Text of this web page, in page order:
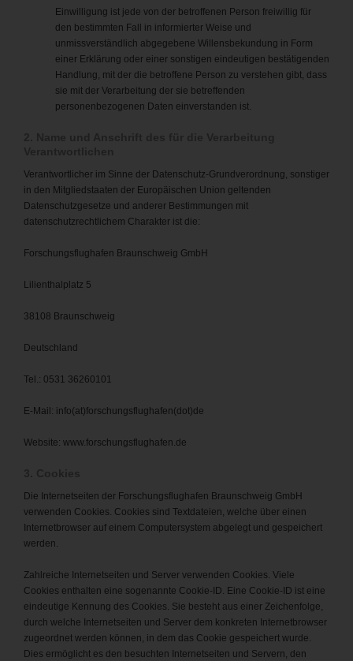
Einwilligung ist jede von der betroffenen Person freiwillig für
den bestimmten Fall in informierter Weise und
unmissverständlich abgegebene Willensbekundung in Form
einer Erklärung oder einer sonstigen eindeutigen bestätigenden
Handlung, mit der die betroffene Person zu verstehen gibt, dass
sie mit der Verarbeitung der sie betreffenden
personenbezogenen Daten einverstanden ist.
Verantwortlicher im Sinne der Datenschutz-Grundverordnung, sonstiger
in den Mitgliedstaaten der Europäischen Union geltenden
Datenschutzgesetze und anderer Bestimmungen mit
datenschutzrechtlichem Charakter ist die:
Forschungsflughafen Braunschweig GmbH
Lilienthalplatz 5
38108 Braunschweig
Deutschland
Tel.: 0531 36260101
E-Mail: info(at)forschungsflughafen(dot)de
Website: www.forschungsflughafen.de
Die Internetseiten der Forschungsflughafen Braunschweig GmbH
verwenden Cookies. Cookies sind Textdateien, welche über einen
Internetbrowser auf einem Computersystem abgelegt und gespeichert
werden.
Zahlreiche Internetseiten und Server verwenden Cookies. Viele
Cookies enthalten eine sogenannte Cookie-ID. Eine Cookie-ID ist eine
eindeutige Kennung des Cookies. Sie besteht aus einer Zeichenfolge,
durch welche Internetseiten und Server dem konkreten Internetbrowser
zugeordnet werden können, in dem das Cookie gespeichert wurde.
Dies ermöglicht es den besuchten Internetseiten und Servern, den